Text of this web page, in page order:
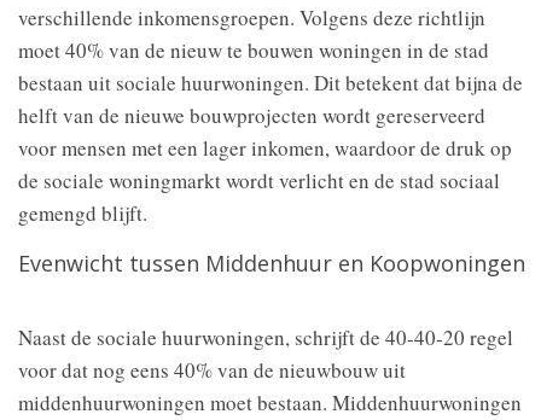
verschillende inkomensgroepen. Volgens deze richtlijn
moet 40% van de nieuw te bouwen woningen in de stad
bestaan uit sociale huurwoningen. Dit betekent dat bijna de
helft van de nieuwe bouwprojecten wordt gereserveerd
voor mensen met een lager inkomen, waardoor de druk op
de sociale woningmarkt wordt verlicht en de stad sociaal
gemengd blijft.
Evenwicht tussen Middenhuur en Koopwoningen
Naast de sociale huurwoningen, schrijft de 40-40-20 regel
voor dat nog eens 40% van de nieuwbouw uit
middenhuurwoningen moet bestaan. Middenhuurwoningen